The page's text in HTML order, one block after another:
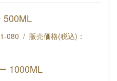
500ML
080 / 販売価格(税込)：
1000ML